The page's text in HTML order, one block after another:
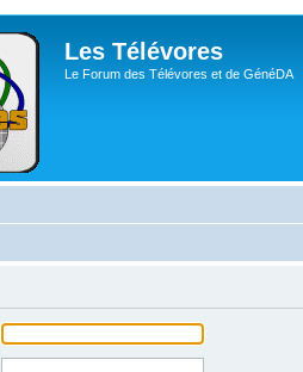
Les Télévores
Le Forum des Télévores et de GénéDA